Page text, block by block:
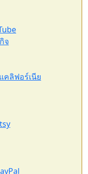
จ
คลิฟอร์เนีย